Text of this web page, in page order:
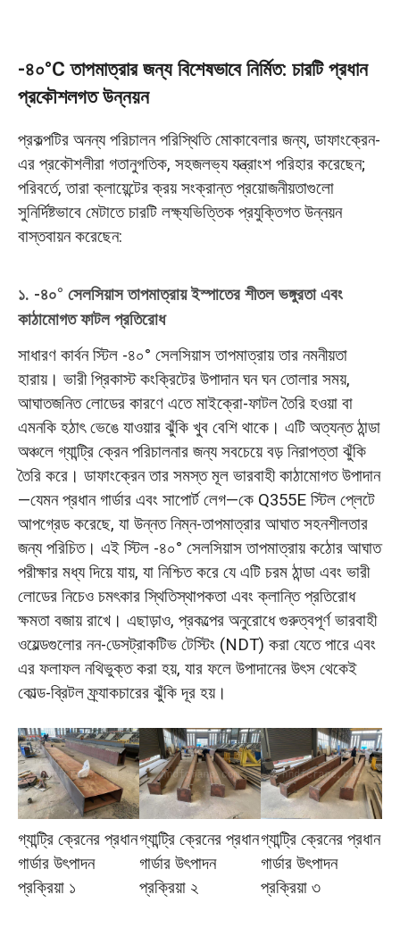
-৪০°C তাপমাত্রার জন্য বিশেষভাবে নির্মিত: চারটি প্রধান
প্রকৌশলগত উন্নয়ন
প্রকল্পটির অনন্য পরিচালন পরিস্থিতি মোকাবেলার জন্য, ডাফাংক্রেন-
এর প্রকৌশলীরা গতানুগতিক, সহজলভ্য যন্ত্রাংশ পরিহার করেছেন;
পরিবর্তে, তারা ক্লায়েন্টের ক্রয় সংক্রান্ত প্রয়োজনীয়তাগুলো
সুনির্দিষ্টভাবে মেটাতে চারটি লক্ষ্যভিত্তিক প্রযুক্তিগত উন্নয়ন
বাস্তবায়ন করেছেন:
১. -৪০° সেলসিয়াস তাপমাত্রায় ইস্পাতের শীতল ভঙ্গুরতা এবং
কাঠামোগত ফাটল প্রতিরোধ
সাধারণ কার্বন স্টিল -৪০° সেলসিয়াস তাপমাত্রায় তার নমনীয়তা
হারায়। ভারী প্রিকাস্ট কংক্রিটের উপাদান ঘন ঘন তোলার সময়,
আঘাতজনিত লোডের কারণে এতে মাইক্রো-ফাটল তৈরি হওয়া বা
এমনকি হঠাৎ ভেঙে যাওয়ার ঝুঁকি খুব বেশি থাকে। এটি অত্যন্ত ঠান্ডা
অঞ্চলে গ্যান্ট্রি ক্রেন পরিচালনার জন্য সবচেয়ে বড় নিরাপত্তা ঝুঁকি
তৈরি করে। ডাফাংক্রেন তার সমস্ত মূল ভারবাহী কাঠামোগত উপাদান
—যেমন প্রধান গার্ডার এবং সাপোর্ট লেগ—কে Q355E স্টিল প্লেটে
আপগ্রেড করেছে, যা উন্নত নিম্ন-তাপমাত্রার আঘাত সহনশীলতার
জন্য পরিচিত। এই স্টিল -৪০° সেলসিয়াস তাপমাত্রায় কঠোর আঘাত
পরীক্ষার মধ্য দিয়ে যায়, যা নিশ্চিত করে যে এটি চরম ঠান্ডা এবং ভারী
লোডের নিচেও চমৎকার স্থিতিস্থাপকতা এবং ক্লান্তি প্রতিরোধ
ক্ষমতা বজায় রাখে। এছাড়াও, প্রকল্পের অনুরোধে গুরুত্বপূর্ণ ভারবাহী
ওয়েল্ডগুলোর নন-ডেসট্রাকটিভ টেস্টিং (NDT) করা যেতে পারে এবং
এর ফলাফল নথিভুক্ত করা হয়, যার ফলে উপাদানের উৎস থেকেই
কোল্ড-ব্রিটল ফ্র্যাকচারের ঝুঁকি দূর হয়।
গ্যান্ট্রি ক্রেনের প্রধান
গার্ডার উৎপাদন
প্রক্রিয়া ১
গ্যান্ট্রি ক্রেনের প্রধান
গার্ডার উৎপাদন
প্রক্রিয়া ২
গ্যান্ট্রি ক্রেনের প্রধান
গার্ডার উৎপাদন
প্রক্রিয়া ৩